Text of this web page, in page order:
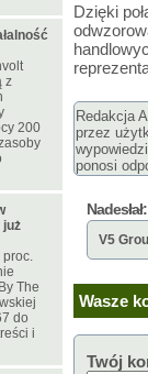
Dzięki
Redakcja
przez
ponosi
Nadesłał:
V5
Wasze
Twój
z
200
już
proc.
The
do
i